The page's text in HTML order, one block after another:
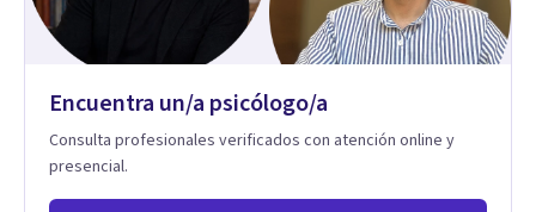
Encuentra un/a psicólogo/a
Consulta profesionales verificados con atención online y
presencial.